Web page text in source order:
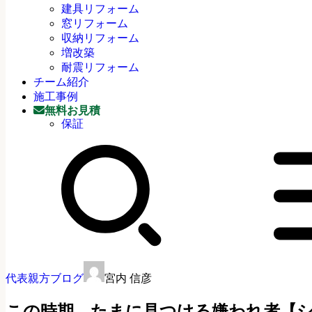
建具リフォーム
窓リフォーム
収納リフォーム
増改築
耐震リフォーム
チーム紹介
施工事例
無料お見積
保証
代表親方ブログ 宮内 信彦